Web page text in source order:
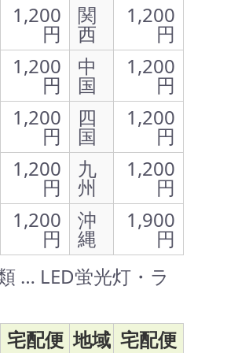
1,200
円
関
西
1,200
円
1,200
円
中
国
1,200
円
1,200
円
四
国
1,200
円
1,200
円
九
州
1,200
円
1,200
円
沖
縄
1,900
円
… LED蛍光灯・ラ
宅配便 地域 宅配便